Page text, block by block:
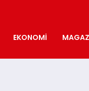
EKONOMI